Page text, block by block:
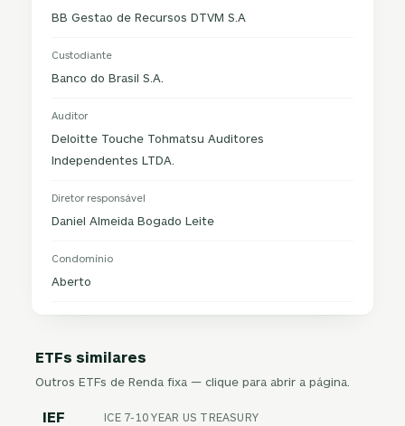
BB Gestao de Recursos DTVM S.A
Custodiante
Banco do Brasil S.A.
Auditor
Deloitte Touche Tohmatsu Auditores
Independentes LTDA.
Diretor responsável
Daniel Almeida Bogado Leite
Condomínio
Aberto
ETFs similares
Outros ETFs de Renda fixa — clique para abrir a página.
IEF ICE 7-10 YEAR US TREASURY